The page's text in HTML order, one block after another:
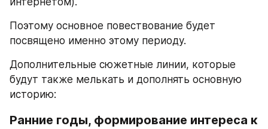
Поэтому основное повествование будет
посвящено именно этому периоду.
Дополнительные сюжетные линии, которые
будут также мелькать и дополнять основную
историю:
Ранние годы, формирование интереса к